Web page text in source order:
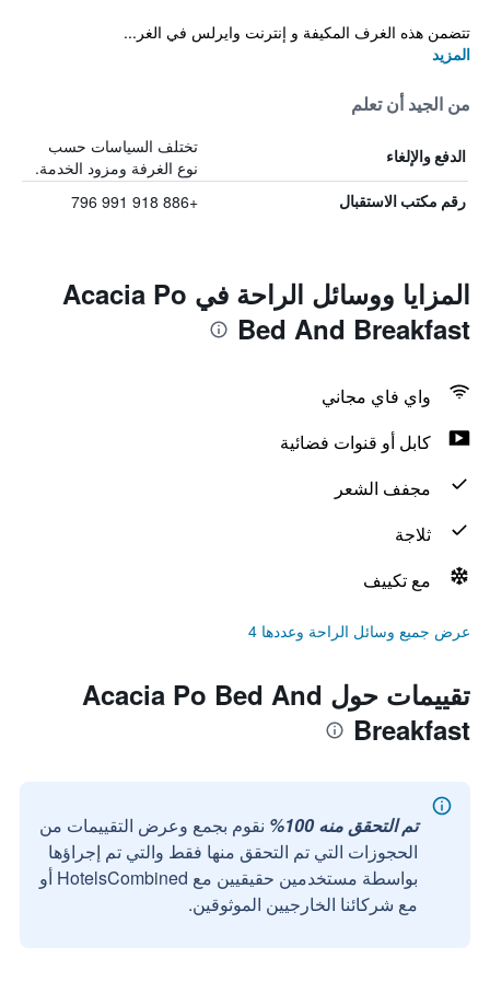
تتضمن هذه الغرف المكيفة و إنترنت وايرلس في الغر...
المزيد
من الجيد أن تعلم
الدفع والإلغاء
تختلف السياسات حسب
نوع الغرفة ومزود الخدمة.
رقم مكتب الاستقبال +886 918 991 796
المزايا ووسائل الراحة في Acacia Po
Bed And Breakfast
واي فاي مجاني
كابل أو قنوات فضائية
مجفف الشعر
ثلاجة
مع تكييف
عرض جميع وسائل الراحة وعددها 4
تقييمات حول Acacia Po Bed And
Breakfast
تم التحقق منه 100%
نقوم بجمع وعرض التقييمات من
الحجوزات التي تم التحقق منها فقط والتي تم إجراؤها
بواسطة مستخدمين حقيقيين مع HotelsCombined أو
مع شركائنا الخارجيين الموثوقين.